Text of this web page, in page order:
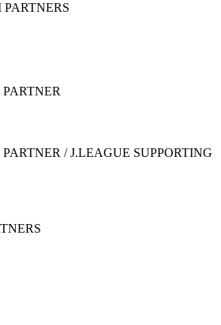
/ J.LEAGUE SUPPORTING